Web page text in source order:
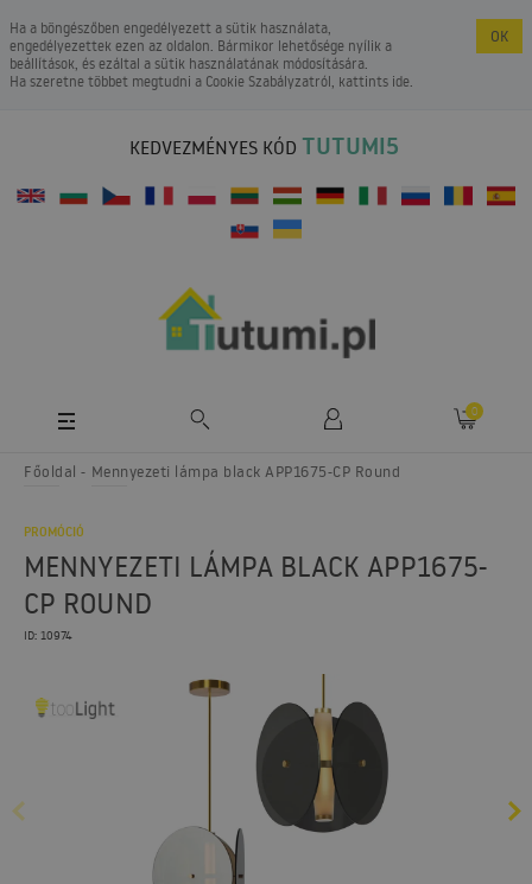
Ha a böngészőben engedélyezett a sütik használata,
engedélyezettek ezen az oldalon. Bármikor lehetősége nyílik a
beállítások, és ezáltal a sütik használatának módosítására.
Ha szeretne többet megtudni a Cookie Szabályzatról, kattints ide.
OK
KEDVEZMÉNYES KÓD TUTUMI5
0
Főoldal Mennyezeti lámpa black APP1675-CP Round
PROMÓCIÓ
MENNYEZETI LÁMPA BLACK APP1675-
CP ROUND
ID: 10974